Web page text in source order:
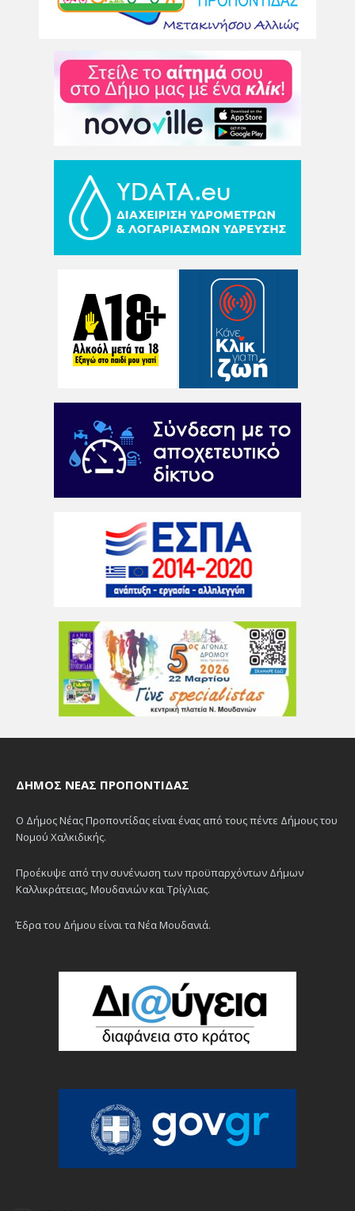
ΔΉΜΟΣ ΝΈΑΣ ΠΡΟΠΟΝΤΊΔΑΣ
Ο Δήμος Νέας Προποντίδας είναι ένας από τους πέντε Δήμους του
Νομού Χαλκιδικής.
Προέκυψε από την συνένωση των προϋπαρχόντων Δήμων
Καλλικράτειας, Μουδανιών και Τρίγλιας.
Έδρα του Δήμου είναι τα Νέα Μουδανιά.